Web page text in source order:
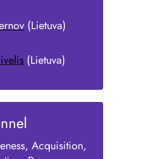
(Lietuva)
(Lietuva)
Acquisition,